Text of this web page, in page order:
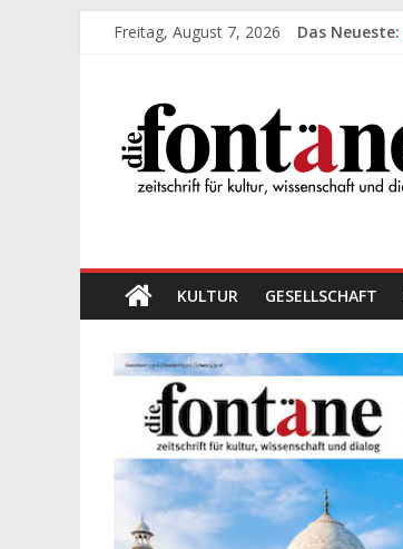
ZumFreitag, August 7, 2026 Das Neueste:
Die
Fontäne
kultur,
wissenschaft
und
KULTUR GESELLSCHAFT